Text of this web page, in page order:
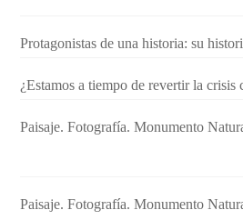
Protagonistas de una historia: su
¿Estamos a tiempo de revertir la crisis
Paisaje. Fotografía. Monumento
Paisaje. Fotografía. Monumento